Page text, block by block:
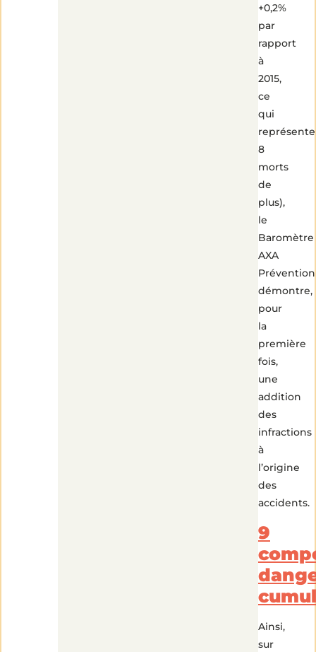
+0,2%
par
rapport
à
2015,
ce
qui
représente
8
morts
de
plus),
le
Baromètre
AXA
Prévention
démontre,
pour
la
première
fois,
une
addition
des
infractions
à
l’origine
des
accidents.
9
Ainsi,
sur